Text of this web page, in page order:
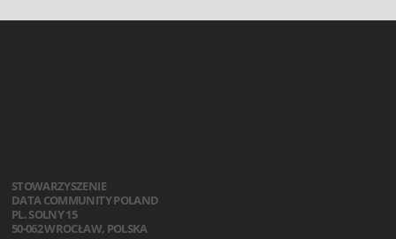
STOWARZYSZENIE
DATA COMMUNITY POLAND
PL. SOLNY 15
50-062 WROCŁAW, POLSKA